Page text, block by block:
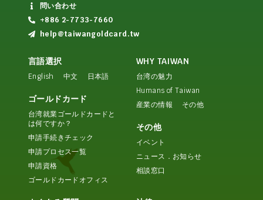
問い合わせ
+886 2-7733-7660
help@taiwangoldcard.tw
言語選択
English 中文 日本語
ゴールドカード
台湾就業ゴールドカードと
は何ですか？
申請手続きチェック
申請プロセス一覧
申請資格
ゴールドカードオフィス
WHY TAIWAN
台湾の魅力
Humans of Taiwan
産業の情報
その他
その他
イベント
ニュース．お知らせ
相談窓口